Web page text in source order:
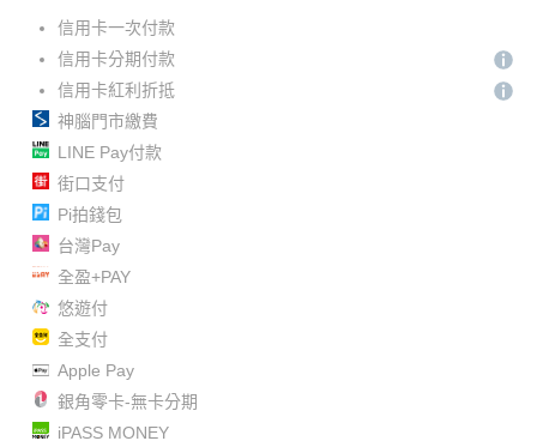
信用卡一次付款
信用卡分期付款
信用卡紅利折抵
神腦門市繳費
LINE Pay付款
街口支付
Pi拍錢包
台灣Pay
全盈+PAY
悠遊付
全支付
Apple Pay
銀角零卡-無卡分期
iPASS MONEY